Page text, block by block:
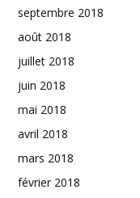
septembre 2018
août 2018
juillet 2018
juin 2018
mai 2018
avril 2018
mars 2018
février 2018